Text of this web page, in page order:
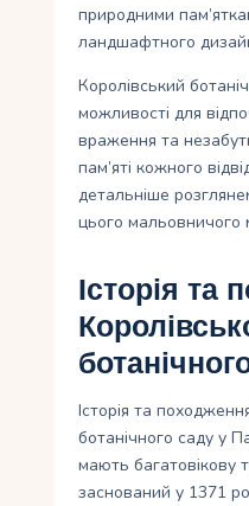
природними
ландшафтного
Королівський
можливості для
враження та
пам’яті кожного
детальніше
цього мальовничого
Історія та
Історія та
ботанічного саду у
мають багатовікову
заснований у 1371